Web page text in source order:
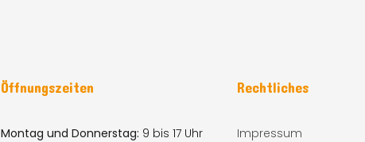
Öffnungszeiten
Montag und Donnerstag: 9 bis 17 Uhr
Rechtliches
Impressum